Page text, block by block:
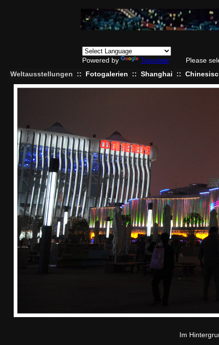
Powered by Translate
Please
Weltausstellungen
:: Fotogalerien :: Shanghai ::
Im